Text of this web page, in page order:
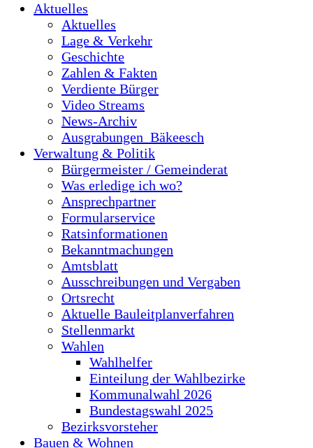
Aktuelles
Aktuelles
Lage & Verkehr
Geschichte
Zahlen & Fakten
Verdiente Bürger
Video Streams
News-Archiv
Ausgrabungen_Bäkeesch
Verwaltung & Politik
Bürgermeister / Gemeinderat
Was erledige ich wo?
Ansprechpartner
Formularservice
Ratsinformationen
Bekanntmachungen
Amtsblatt
Ausschreibungen und Vergaben
Ortsrecht
Aktuelle Bauleitplanverfahren
Stellenmarkt
Wahlen
Wahlhelfer
Einteilung der Wahlbezirke
Kommunalwahl 2026
Bundestagswahl 2025
Bezirksvorsteher
Bauen & Wohnen